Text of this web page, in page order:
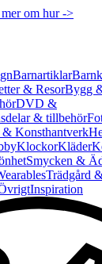
om hur ->
Barnartiklar
& ResorBygg
DVD &
& tillbehör
Konsthantverk
KlockorKläder
Smycken &
Trädgård
Inspiration